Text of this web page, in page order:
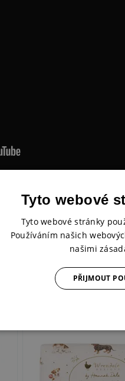
houbičky, ihned osušte.
Tyto webové
Tyto webové stránky
Používáním našich
našimi
PŘIJMOUT